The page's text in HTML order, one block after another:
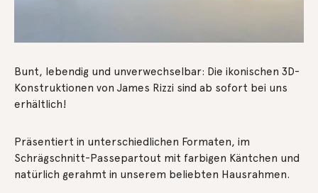
Bunt, lebendig und unverwechselbar: Die ikonischen 3D-
Konstruktionen von James Rizzi sind ab sofort bei uns
erhältlich!
Präsentiert in unterschiedlichen Formaten, im
Schrägschnitt-Passepartout mit farbigen Käntchen und
natürlich gerahmt in unserem beliebten Hausrahmen.